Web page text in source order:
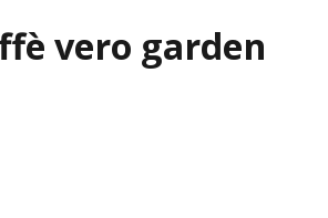
vero garden